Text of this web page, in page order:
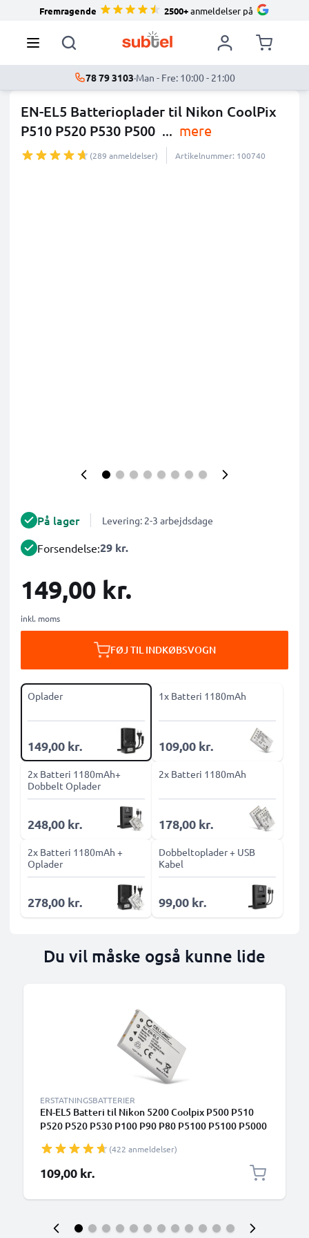
Fremragende 2500+anmeldelser på
78 79 3103·Man - Fre: 10:00 - 21:00
EN-EL5 Batterioplader til Nikon CoolPix
P510 P520 P530 P500 ... mere
(289 anmeldelser) Artikelnummer: 100740
På lager Levering: 2-3 arbejdsdage
Forsendelse:29 kr.
149,00 kr.
inkl. moms
FØJ TIL INDKØBSVOGN
Oplader
149,00 kr.
1x Batteri 1180mAh
109,00 kr.
2x Batteri 1180mAh+
Dobbelt Oplader
248,00 kr.
2x Batteri 1180mAh
178,00 kr.
2x Batteri 1180mAh +
Oplader
278,00 kr.
Dobbeltoplader + USB
Kabel
99,00 kr.
Du vil måske også kunne lide
ERSTATNINGSBATTERIER
EN-EL5 Batteri til Nikon 5200 Coolpix P500 P510
P520 P520 P530 P100 P90 P80 P5100 P5100 P5000
batteri til udskiftning - 1180mAh
(422 anmeldelser)
109,00 kr.